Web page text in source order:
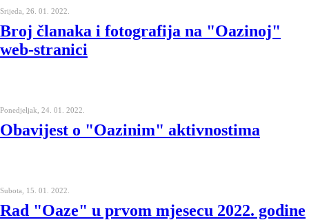
Srijeda, 26. 01. 2022.
Broj članaka i fotografija na "Oazinoj"
web-stranici
Ponedjeljak, 24. 01. 2022.
Obavijest o "Oazinim" aktivnostima
Subota, 15. 01. 2022.
Rad "Oaze" u prvom mjesecu 2022. godine